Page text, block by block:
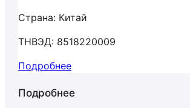
Страна: Китай
ТНВЭД: 8518220009
Подробнее
Подробнее